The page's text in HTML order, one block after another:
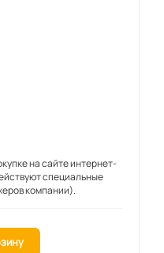
на сайте интернет-
специальные
компании).